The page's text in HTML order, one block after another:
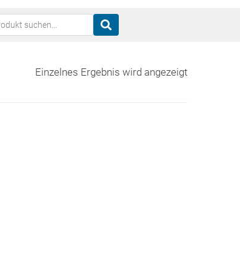
Einzelnes Ergebnis wird angezeigt